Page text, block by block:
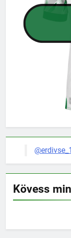
Kövess